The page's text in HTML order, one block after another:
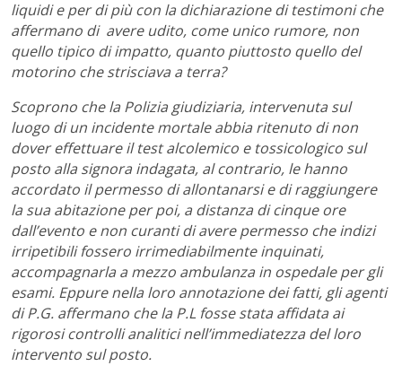
liquidi e per di più con la dichiarazione di testimoni che
affermano di avere udito, come unico rumore, non
quello tipico di impatto, quanto piuttosto quello del
motorino che strisciava a terra?
Scoprono che la Polizia giudiziaria, intervenuta sul
luogo di un incidente mortale abbia ritenuto di non
dover effettuare il test alcolemico e tossicologico sul
posto alla signora indagata, al contrario, le hanno
accordato il permesso di allontanarsi e di raggiungere
la sua abitazione per poi, a distanza di cinque ore
dall’evento e non curanti di avere permesso che indizi
irripetibili fossero irrimediabilmente inquinati,
accompagnarla a mezzo ambulanza in ospedale per gli
esami. Eppure nella loro annotazione dei fatti, gli agenti
di P.G. affermano che la P.L fosse stata affidata ai
rigorosi controlli analitici nell’immediatezza del loro
intervento sul posto.